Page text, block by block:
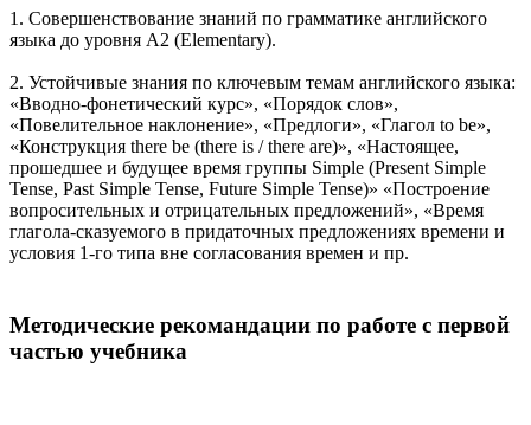
1. Совершенствование знаний по грамматике английского
языка до уровня А2 (Elementary).
2. Устойчивые знания по ключевым темам английского языка:
«Вводно-фонетический курс», «Порядок слов»,
«Повелительное наклонение», «Предлоги», «Глагол to be»,
«Конструкция there be (there is / there are)», «Настоящее,
прошедшее и будущее время группы Simple (Present Simple
Tense, Past Simple Tense, Future Simple Tense)» «Построение
вопросительных и отрицательных предложений», «Время
глагола-сказуемого в придаточных предложениях времени и
условия 1-го типа вне согласования времен и пр.
Методические рекомандации по работе с первой
частью учебника